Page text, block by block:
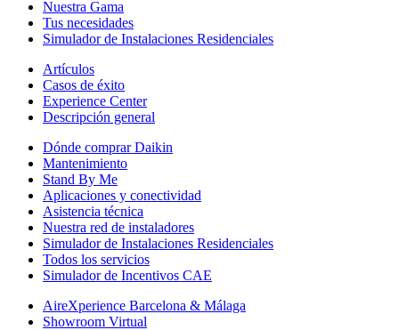
Nuestra Gama
Tus necesidades
Simulador de Instalaciones Residenciales
Artículos
Casos de éxito
Experience Center
Descripción general
Dónde comprar Daikin
Mantenimiento
Stand By Me
Aplicaciones y conectividad
Asistencia técnica
Nuestra red de instaladores
Simulador de Instalaciones Residenciales
Todos los servicios
Simulador de Incentivos CAE
AireXperience Barcelona & Málaga
Showroom Virtual